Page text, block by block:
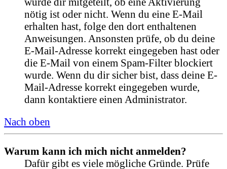
nötig ist oder nicht. Wenn du eine E-Mail
erhalten hast, folge den dort enthaltenen
Anweisungen. Ansonsten prüfe, ob du deine
E-Mail-Adresse korrekt eingegeben hast oder
die E-Mail von einem Spam-Filter blockiert
wurde. Wenn du dir sicher bist, dass deine E-
Mail-Adresse korrekt eingegeben wurde,
dann kontaktiere einen Administrator.
Nach oben
Warum kann ich mich nicht anmelden?
Dafür gibt es viele mögliche Gründe. Prüfe